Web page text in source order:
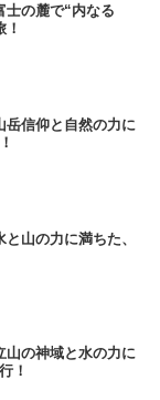
士の麓で“内なる
岳信仰と自然の力に
山の力に満ちた、
山の神域と水の力に
！